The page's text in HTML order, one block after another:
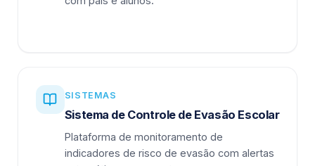
SISTEMAS
Sistema de Controle de Evasão Escolar
Plataforma de monitoramento de
indicadores de risco de evasão com alertas